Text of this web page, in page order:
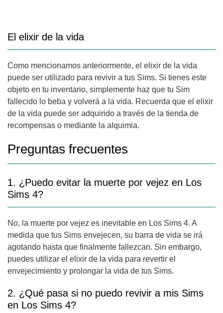
El elixir de la vida
Como mencionamos anteriormente, el elixir de la vida
puede ser utilizado para revivir a tus Sims. Si tienes este
objeto en tu inventario, simplemente haz que tu Sim
fallecido lo beba y volverá a la vida. Recuerda que el elixir
de la vida puede ser adquirido a través de la tienda de
recompensas o mediante la alquimia.
Preguntas frecuentes
1. ¿Puedo evitar la muerte por vejez en Los
Sims 4?
No, la muerte por vejez es inevitable en Los Sims 4. A
medida que tus Sims envejecen, su barra de vida se irá
agotando hasta que finalmente fallezcan. Sin embargo,
puedes utilizar el elixir de la vida para revertir el
envejecimiento y prolongar la vida de tus Sims.
2. ¿Qué pasa si no puedo revivir a mis Sims
en Los Sims 4?